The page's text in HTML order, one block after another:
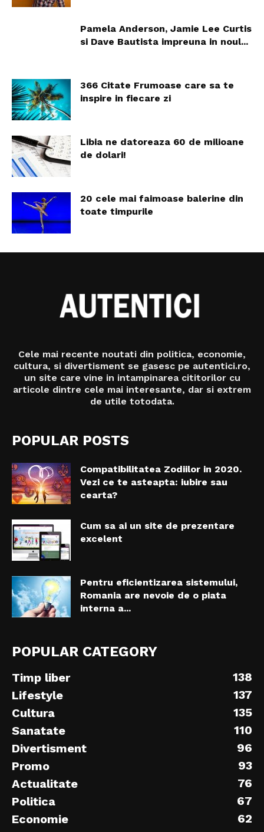
Pamela Anderson, Jamie Lee Curtis
si Dave Bautista impreuna in noul...
366 Citate Frumoase care sa te
inspire in fiecare zi
Libia ne datoreaza 60 de milioane
de dolari!
20 cele mai faimoase balerine din
toate timpurile
Cele mai recente noutati din politica, economie,
cultura, si divertisment se gasesc pe autentici.ro,
un site care vine in intampinarea cititorilor cu
articole dintre cele mai interesante, dar si extrem
de utile totodata.
POPULAR POSTS
Compatibilitatea Zodiilor in 2020.
Vezi ce te asteapta: iubire sau
cearta?
Cum sa ai un site de prezentare
excelent
Pentru eficientizarea sistemului,
Romania are nevoie de o piata
interna a...
POPULAR CATEGORY
Timp liber
138
Lifestyle
137
Cultura
135
Sanatate
110
Divertisment
96
Promo
93
Actualitate
76
Politica
67
Economie
62